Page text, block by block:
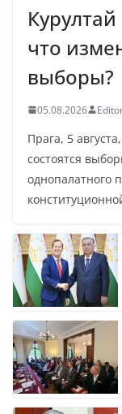
что
выборы?
05.08.2026
Прага, 5
состоятся
однопалатного